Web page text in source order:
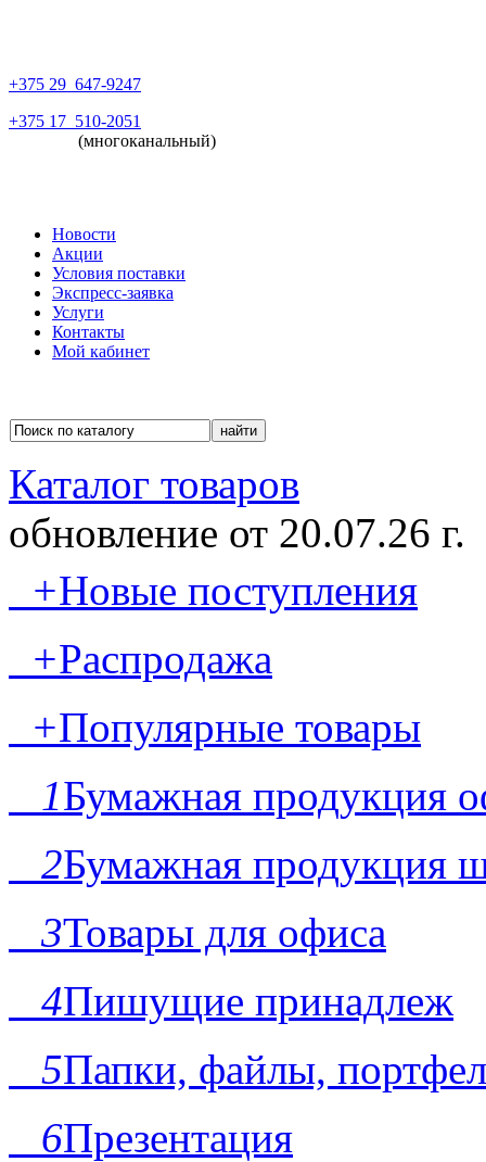
+375 29 647-9247
+375 17 510-2051
(многоканальный)
Новости
Акции
Условия поставки
Экспресс-заявка
Услуги
Контакты
Мой кабинет
Каталог товаров
обновление от 20.07.26 г.
+Новые поступления
+Распродажа
+Популярные товары
1Бумажная продукция
2Бумажная продукция
3Товары для офиса
4Пишущие принадлеж
5Папки, файлы,
6Презентация